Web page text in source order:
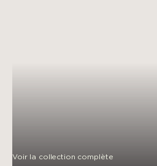
Voir la collection complète